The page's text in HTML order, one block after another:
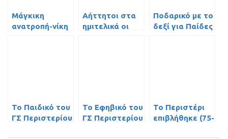
Μάγκικη
ανατροπή-νίκη
Αήττητοι στα
ημιτελικά οι
Ποδαρικό με το
δεξί για Παίδες
Το Παιδικό του
ΓΣ Περιστερίου
Το Εφηβικό του
ΓΣ Περιστερίου
Το Περιστέρι
επιβλήθηκε (75-